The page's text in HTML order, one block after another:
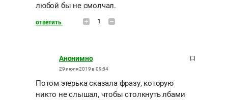
любой бы не смолчал.
ответить 1
Анонимно
29 июля 2019 в 09:54
Потом этерька сказала фразу, которую
никто не слышал, чтобы столкнуть лбами